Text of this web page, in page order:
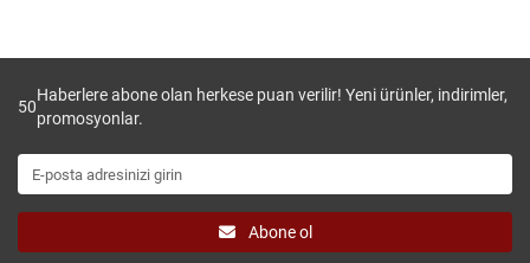
50
Haberlere abone olan herkese puan verilir! Yeni ürünler, indirimler,
promosyonlar.
Abone ol